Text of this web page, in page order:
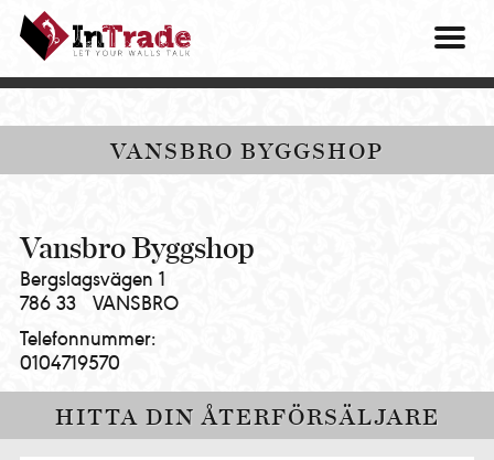
Intrade
ITG
AB
|
your
talk
VANSBRO BYGGSHOP
Vansbro Byggshop
Bergslagsvägen 1
786 33
VANSBRO
Telefonnummer:
0104719570
HITTA DIN ÅTERFÖRSÄLJARE
OM
VÅRA
HITTA